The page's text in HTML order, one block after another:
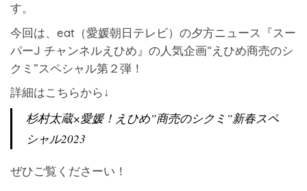
す。
今回は、eat（愛媛朝日テレビ）の夕方ニュース『スー
パーJ チャンネルえひめ』の人気企画“えひめ商売のシ
クミ”スペシャル第２弾！
詳細はこちらから↓
杉村太蔵×愛媛！えひめ”商売のシクミ”新春スペ
シャル2023
ぜひご覧くださーい！